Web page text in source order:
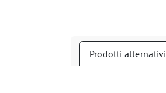
Prodotti alternativi